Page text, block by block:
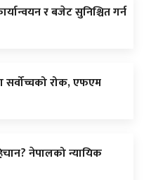
र बजेट सुनिश्चित गर्न
सर्वोच्चको रोक, एफएम
नेपालको न्यायिक